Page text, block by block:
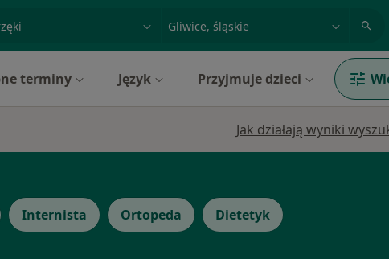
miasto lub dzielnica
terminy Język Przyjmuje dzieci
Jak działają wyniki
Internista Ortopeda Dietetyk